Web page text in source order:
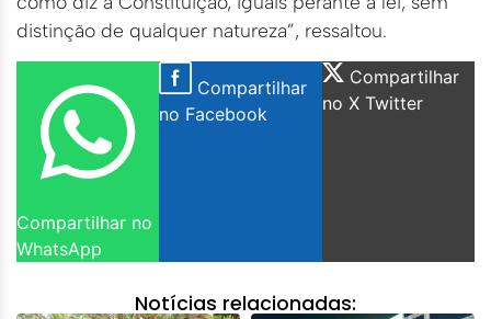
distinção de qualquer natureza”, ressaltou.
Compartilhar no
WhatsApp
Compartilhar
no Facebook
Compartilhar
no X Twitter
Notícias relacionadas: